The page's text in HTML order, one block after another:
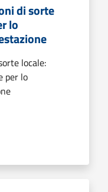
di sorte
lo
locale:
per lo